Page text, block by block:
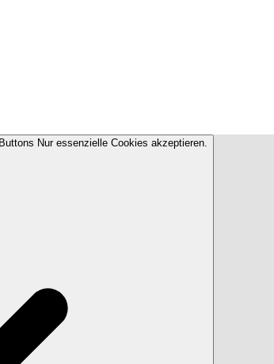
Nur essenzielle Cookies akzeptieren.